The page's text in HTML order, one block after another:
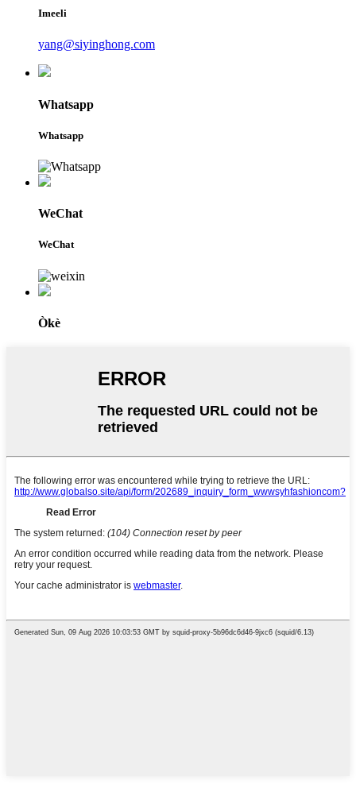
Imeeli
yang@siyinghong.com
Whatsapp
Whatsapp
WeChat
WeChat
Òkè